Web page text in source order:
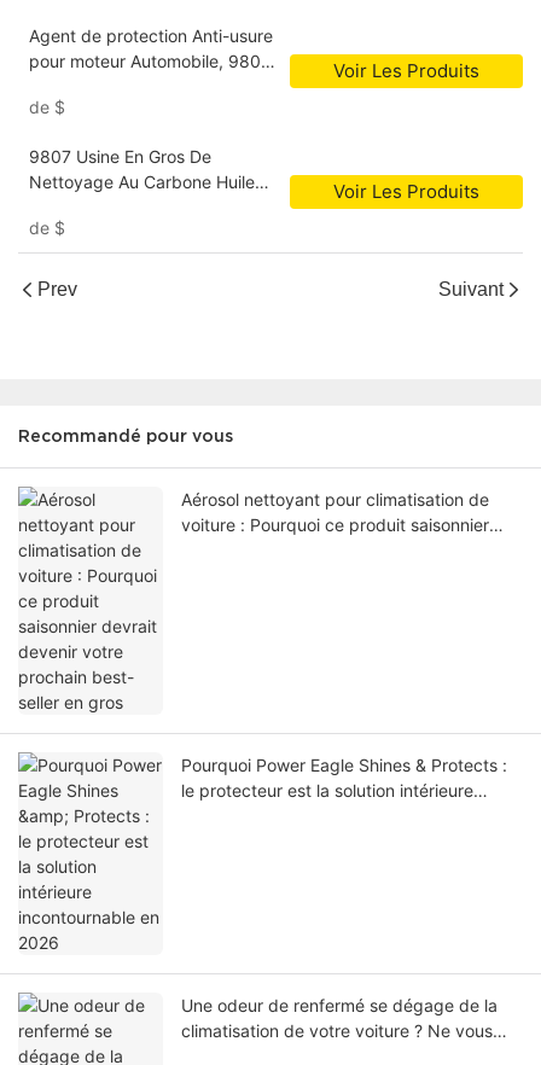
Agent de protection Anti-usure
pour moteur Automobile, 9808
d'huile, traitement de l'huile
de $
Voir Les Produits
9807 Usine En Gros De
Nettoyage Au Carbone Huile
Interne Additif Moteur Rinçage
de $
Voir Les Produits
Prev Suivant
Recommandé pour vous
Aérosol nettoyant pour climatisation de
voiture : Pourquoi ce produit saisonnier
Pourquoi Power Eagle Shines & Protects :
le protecteur est la solution intérieure
Une odeur de renfermé se dégage de la
climatisation de votre voiture ? Ne vous